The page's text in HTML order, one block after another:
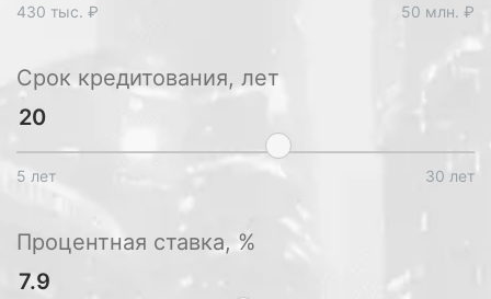
430 тыс. ₽ 50 млн. ₽
Срок кредитования, лет
5 лет 30 лет
Процентная ставка, %